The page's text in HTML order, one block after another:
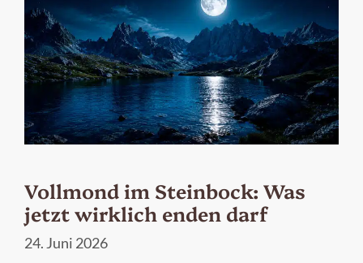
Vollmond im Steinbock: Was
jetzt wirklich enden darf
24. Juni 2026